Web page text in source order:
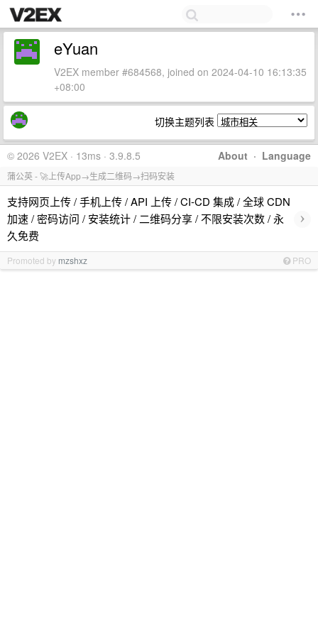
eYuan
V2EX member #684568, joined on 2024-04-10 16:13:35
+08:00
切换主题列表
About · Language
© 2026 V2EX · 13ms · 3.9.8.5
蒲公英 - 🚀上传App→生成二维码→扫码安装
支持网页上传 / 手机上传 / API 上传 / CI-CD 集成 / 全球 CDN
加速 / 密码访问 / 安装统计 / 二维码分享 / 不限安装次数 / 永
久免费
›
Promoted by mzshxz PRO